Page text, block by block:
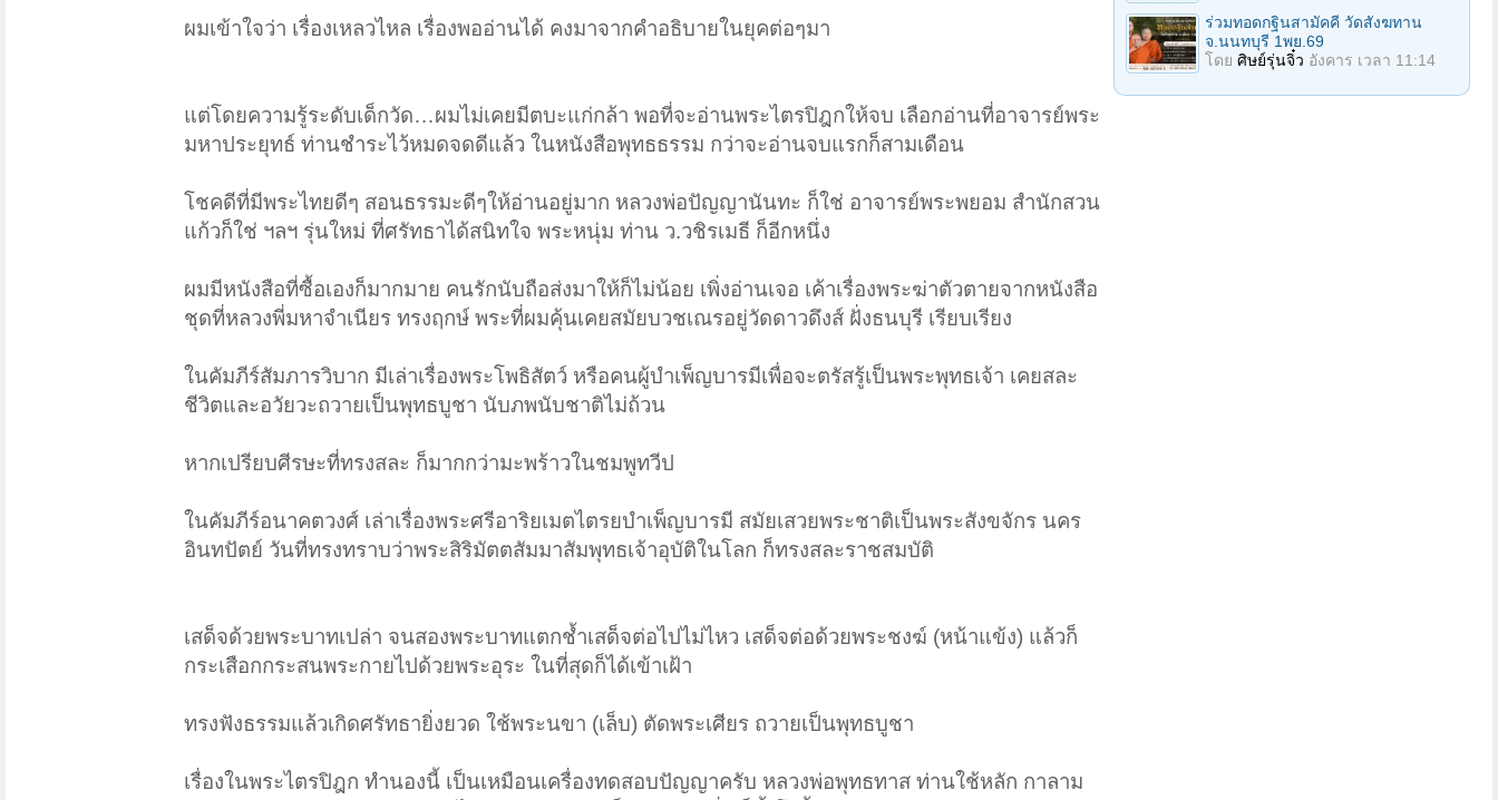
ผมเข้าใจว่า เรื่องเหลวไหล เรื่องพออ่านได้ คงมาจากคำอธิบายในยุคต่อๆมา
แต่โดยความรู้ระดับเด็กวัด…ผมไม่เคยมีตบะแก่กล้า พอที่จะอ่านพระไตรปิฎกให้จบ เลือกอ่านที่อาจารย์พระ
มหาประยุทธ์ ท่านชำระไว้หมดจดดีแล้ว ในหนังสือพุทธธรรม กว่าจะอ่านจบแรกก็สามเดือน
โชคดีที่มีพระไทยดีๆ สอนธรรมะดีๆให้อ่านอยู่มาก หลวงพ่อปัญญานันทะ ก็ใช่ อาจารย์พระพยอม สำนักสวน
แก้วก็ใช่ ฯลฯ รุ่นใหม่ ที่ศรัทธาได้สนิทใจ พระหนุ่ม ท่าน ว.วชิรเมธี ก็อีกหนึ่ง
ผมมีหนังสือที่ซื้อเองก็มากมาย คนรักนับถือส่งมาให้ก็ไม่น้อย เพิ่งอ่านเจอ เค้าเรื่องพระฆ่าตัวตายจากหนังสือ
ชุดที่หลวงพี่มหาจำเนียร ทรงฤกษ์ พระที่ผมคุ้นเคยสมัยบวชเณรอยู่วัดดาวดึงส์ ฝั่งธนบุรี เรียบเรียง
ในคัมภีร์สัมภารวิบาก มีเล่าเรื่องพระโพธิสัตว์ หรือคนผู้บำเพ็ญบารมีเพื่อจะตรัสรู้เป็นพระพุทธเจ้า เคยสละ
ชีวิตและอวัยวะถวายเป็นพุทธบูชา นับภพนับชาติไม่ถ้วน
หากเปรียบศีรษะที่ทรงสละ ก็มากกว่ามะพร้าวในชมพูทวีป
ในคัมภีร์อนาคตวงศ์ เล่าเรื่องพระศรีอาริยเมตไตรยบำเพ็ญบารมี สมัยเสวยพระชาติเป็นพระสังขจักร นคร
อินทปัตย์ วันที่ทรงทราบว่าพระสิริมัตตสัมมาสัมพุทธเจ้าอุบัติในโลก ก็ทรงสละราชสมบัติ
เสด็จด้วยพระบาทเปล่า จนสองพระบาทแตกช้ำเสด็จต่อไปไม่ไหว เสด็จต่อด้วยพระชงฆ์ (หน้าแข้ง) แล้วก็
กระเสือกกระสนพระกายไปด้วยพระอุระ ในที่สุดก็ได้เข้าเฝ้า
ทรงฟังธรรมแล้วเกิดศรัทธายิ่งยวด ใช้พระนขา (เล็บ) ตัดพระเศียร ถวายเป็นพุทธบูชา
เรื่องในพระไตรปิฎก ทำนองนี้ เป็นเหมือนเครื่องทดสอบปัญญาครับ หลวงพ่อพุทธทาส ท่านใช้หลัก กาลาม
ร่วมทอดกฐินสามัคคี วัดสังฆทาน
จ.นนทบุรี 1พย.69
โดย ศิษย์รุ่นจิ๋ว อังคาร เวลา 11:14